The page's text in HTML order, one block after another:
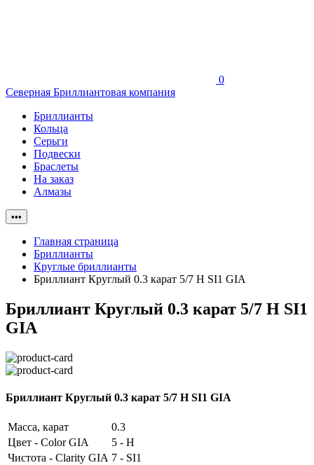
0
Северная Бриллиантовая компания
Бриллианты
Кольца
Серьги
Подвески
Браслеты
На заказ
Алмазы
•••
Главная страница
Бриллианты
Круглые бриллианты
Бриллиант Круглый 0.3 карат 5/7 H SI1 GIA
Бриллиант Круглый 0.3 карат 5/7 H SI1
GIA
Бриллиант Круглый 0.3 карат 5/7 H SI1 GIA
Масса, карат
0.3
Цвет - Color GIA
5 - H
Чистота - Clarity GIA 7 - SI1